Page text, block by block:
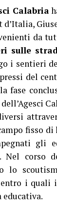
Calabria
d’Italia,
da
sulle
i sentieri
del
la fase
fisso di
gli
Nel corso
lo
i quali
educativa.